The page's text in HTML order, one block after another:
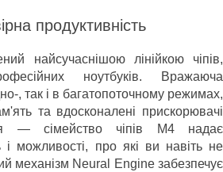
продуктивність
найсучаснішою лінійкою чіпів,
ноутбуків. Вражаюча
, так і в багатопоточному режимах,
та вдосконалені прискорювачі
— сімейство чіпів M4 надає
і можливості, про які ви навіть не
механізм Neural Engine забезпечує